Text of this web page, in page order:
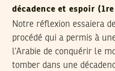
décadence et espoir
Notre réflexion essaiera
procédé qui a permis à
l’Arabie de conquérir le
tomber dans une